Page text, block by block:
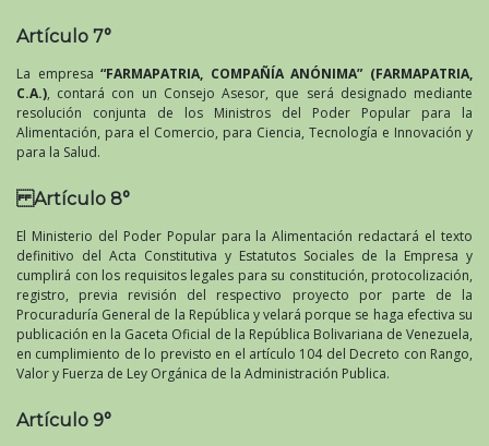
Artículo 7°
La empresa“FARMAPATRIA, COMPAÑÍA ANÓNIMA” (FARMAPATRIA,
C.A.), contará con un Consejo Asesor, que será designado mediante
resolución conjunta de los Ministros del Poder Popular para la
Alimentación, para el Comercio, para Ciencia, Tecnología e Innovación y
para la Salud.
Artículo 8°
El Ministerio del Poder Popular para la Alimentación redactará el texto
definitivo del Acta Constitutiva y Estatutos Sociales de la Empresa y
cumplirá con los requisitos legales para su constitución, protocolización,
registro, previa revisión del respectivo proyecto por parte de la
Procuraduría General de la República y velará porque se haga efectiva su
publicación en la Gaceta Oficial de la República Bolivariana de Venezuela,
en cumplimiento de lo previsto en el artículo 104 del Decreto con Rango,
Valor y Fuerza de Ley Orgánica de la Administración Publica.
Artículo 9°